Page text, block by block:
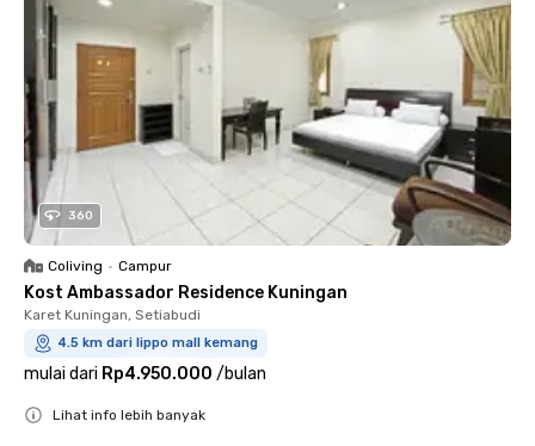
360
Coliving • Campur
Kost Ambassador Residence Kuningan
Karet Kuningan, Setiabudi
4.5 km dari lippo mall kemang
mulai dari Rp4.950.000 /bulan
Lihat info lebih banyak